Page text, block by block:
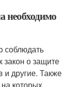
необходимо
соблюдать
закон о защите
и другие. Также